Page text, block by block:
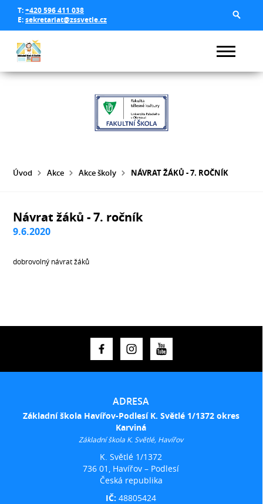
T:+420 596 411 038
E:sekretariat@zssvetle.cz
Úvod Akce Akce školy NÁVRAT ŽÁKŮ - 7. ROČNÍK
Návrat žáků - 7. ročník
9.6.2020
dobrovolný návrat žáků
ADRESA
Základní škola Havířov-Podlesí K. Světlé 1/1372 okres
Karviná
Základní škola K. Světlé, Havířov
K. Světlé 1/1372
736 01, Havířov – Podlesí
Česká republika
IČ:48805424